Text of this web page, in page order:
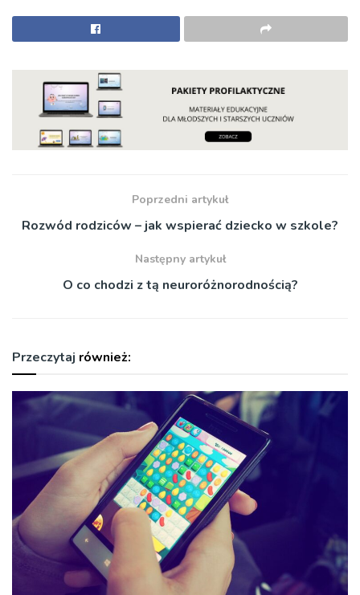
Poprzedni artykuł
Rozwód rodziców – jak wspierać dziecko w szkole?
Następny artykuł
O co chodzi z tą neuroróżnorodnością?
Przeczytaj również: